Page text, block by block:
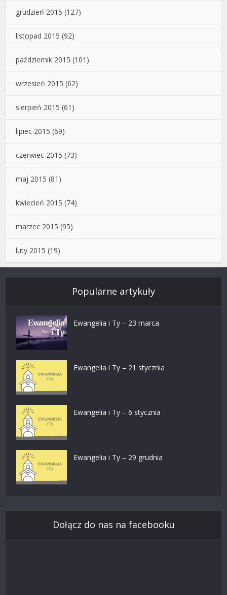
grudzień 2015 (127)
listopad 2015 (92)
październik 2015 (101)
wrzesień 2015 (62)
sierpień 2015 (61)
lipiec 2015 (69)
czerwiec 2015 (73)
maj 2015 (81)
kwiecień 2015 (74)
marzec 2015 (95)
luty 2015 (19)
Popularne artykuły
Ewangelia i Ty – 23 marca
Ewangelia i Ty – 21 stycznia
Ewangelia i Ty – 6 stycznia
Ewangelia i Ty – 29 grudnia
Dołącz do nas na facebooku